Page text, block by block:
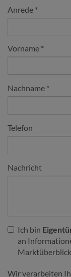
Anrede
Vorname
Nachname
Telefon
Nachricht
Ich bin
an
Wir verarbeiten